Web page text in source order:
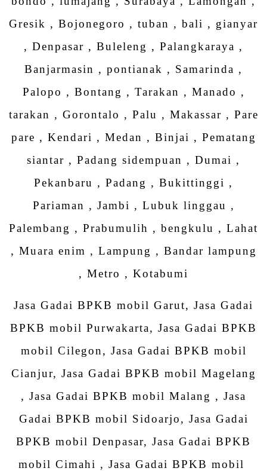
Gresik , Bojonegoro , tuban , bali , gianyar
, Denpasar , Buleleng , Palangkaraya ,
Banjarmasin , pontianak , Samarinda ,
Palopo , Bontang , Tarakan , Manado ,
tarakan , Gorontalo , Palu , Makassar , Pare
pare , Kendari , Medan , Binjai , Pematang
siantar , Padang sidempuan , Dumai ,
Pekanbaru , Padang , Bukittinggi ,
Pariaman , Jambi , Lubuk linggau ,
Palembang , Prabumulih , bengkulu , Lahat
, Muara enim , Lampung , Bandar lampung
, Metro , Kotabumi
Jasa Gadai BPKB mobil Garut, Jasa Gadai
BPKB mobil Purwakarta, Jasa Gadai BPKB
mobil Cilegon, Jasa Gadai BPKB mobil
Cianjur, Jasa Gadai BPKB mobil Magelang
, Jasa Gadai BPKB mobil Malang , Jasa
Gadai BPKB mobil Sidoarjo, Jasa Gadai
BPKB mobil Denpasar, Jasa Gadai BPKB
mobil Cimahi , Jasa Gadai BPKB mobil